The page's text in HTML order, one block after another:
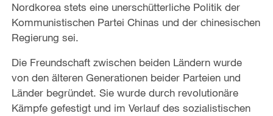
Nordkorea stets eine unerschütterliche Politik der
Kommunistischen Partei Chinas und der chinesischen
Regierung sei.
Die Freundschaft zwischen beiden Ländern wurde
von den älteren Generationen beider Parteien und
Länder begründet. Sie wurde durch revolutionäre
Kämpfe gefestigt und im Verlauf des sozialistischen